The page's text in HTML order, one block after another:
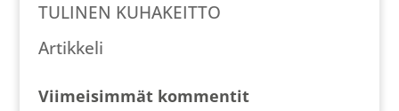
TULINEN KUHAKEITTO
Artikkeli
Viimeisimmät kommentit